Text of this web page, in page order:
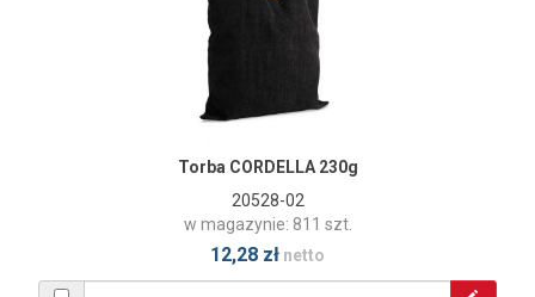
Torba CORDELLA 230g
20528-02
w magazynie: 811 szt.
12,28 zł netto